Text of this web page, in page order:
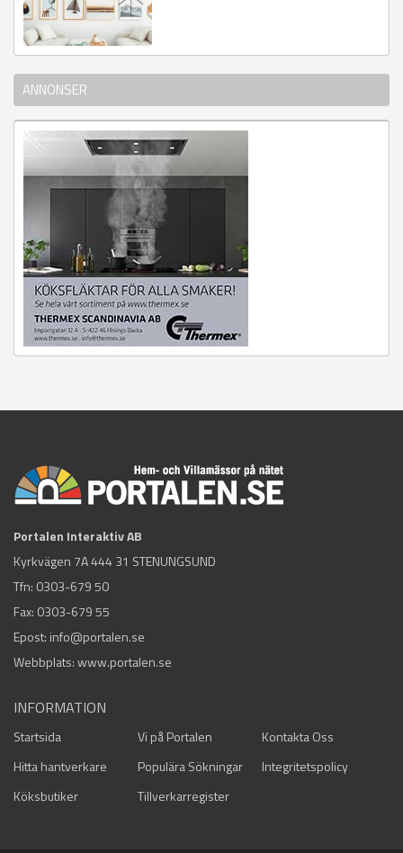
ANNONSER
Portalen Interaktiv AB
Kyrkvägen 7A 444 31 STENUNGSUND
Tfn: 0303-679 50
Fax: 0303-679 55
Epost: info@portalen.se
Webbplats: www.portalen.se
INFORMATION
Startsida Vi på Portalen
Kontakta Oss
Hitta hantverkare
Populära Sökningar
Integritetspolicy
Köksbutiker
Tillverkarregister